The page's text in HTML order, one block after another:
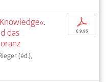
das
(éd.),
p
€ 9,95